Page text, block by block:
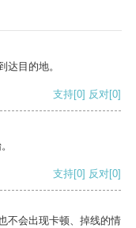
达目的地。
支持[0] 反对[0]
支持[0] 反对[0]
不会出现卡顿、掉线的情